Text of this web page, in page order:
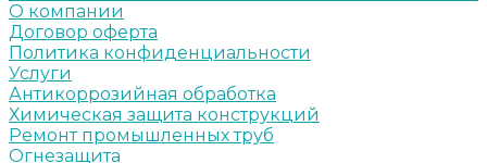
О компании
Договор оферта
Политика конфиденциальности
Услуги
Антикоррозийная обработка
Химическая защита конструкций
Ремонт промышленных труб
Огнезащита